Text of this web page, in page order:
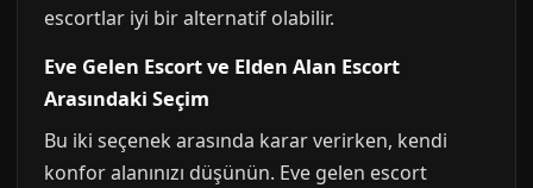
escortlar iyi bir alternatif olabilir.
Eve Gelen Escort ve Elden Alan Escort
Arasındaki Seçim
Bu iki seçenek arasında karar verirken, kendi
konfor alanınızı düşünün. Eve gelen escort